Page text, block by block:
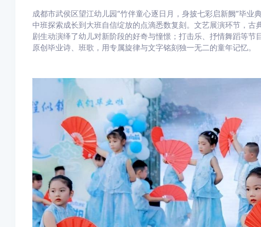
成都市武侯区望江幼儿园“竹伴童心逐日月，身披七彩启新阙”毕业
中班探索成长到大班自信绽放的点滴悉数复刻。文艺展演环节，
剧生动演绎了幼儿对新阶段的好奇与憧憬；打击乐、抒情舞蹈等
原创毕业诗、班歌，用专属旋律与文字铭刻独一无二的童年记忆。